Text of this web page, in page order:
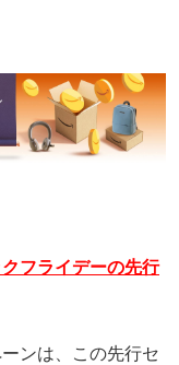
フライデーの先行
ンは、この先行セ